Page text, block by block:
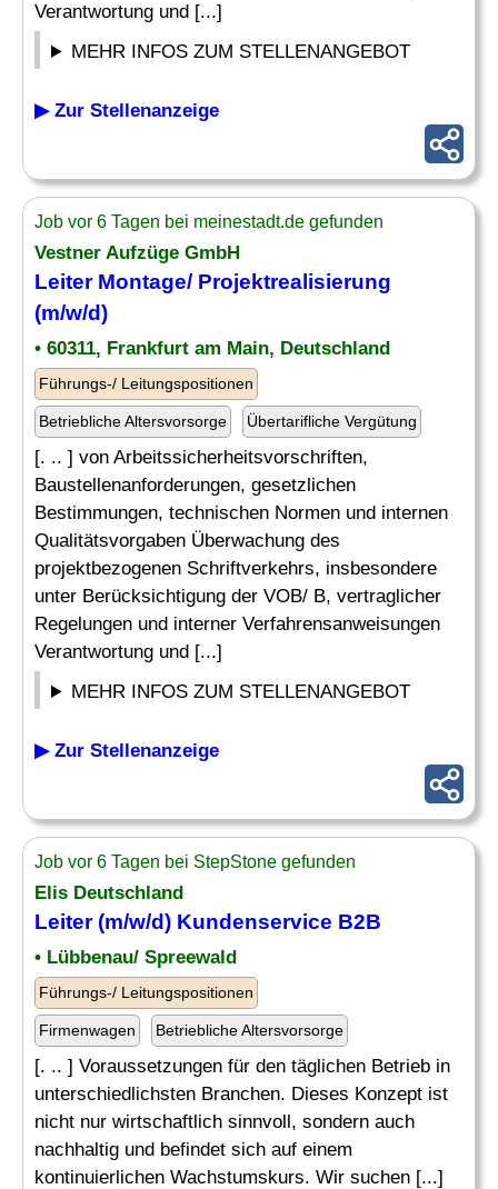
Verantwortung und [...]
MEHR INFOS ZUM STELLENANGEBOT
▶ Zur Stellenanzeige
Job vor 6 Tagen bei meinestadt.de gefunden
Vestner Aufzüge GmbH
LeiterMontage/ Projektrealisierung
(m/w/d)
• 60311, Frankfurt am Main, Deutschland
Führungs-/ Leitungspositionen
Betriebliche Altersvorsorge Übertarifliche Vergütung
[. .. ] von Arbeitssicherheitsvorschriften,
Baustellenanforderungen, gesetzlichen
Bestimmungen, technischen Normen und internen
Qualitätsvorgaben Überwachung des
projektbezogenen Schriftverkehrs, insbesondere
unter Berücksichtigung der VOB/ B, vertraglicher
Regelungen und interner Verfahrensanweisungen
Verantwortung und [...]
MEHR INFOS ZUM STELLENANGEBOT
▶ Zur Stellenanzeige
Job vor 6 Tagen bei StepStone gefunden
Elis Deutschland
Leiter(m/w/d) Kundenservice B2B
• Lübbenau/ Spreewald
Führungs-/ Leitungspositionen
Firmenwagen Betriebliche Altersvorsorge
[. .. ] Voraussetzungen für den täglichen Betrieb in
unterschiedlichsten Branchen. Dieses Konzept ist
nicht nur wirtschaftlich sinnvoll, sondern auch
nachhaltig und befindet sich auf einem
kontinuierlichen Wachstumskurs. Wir suchen [...]